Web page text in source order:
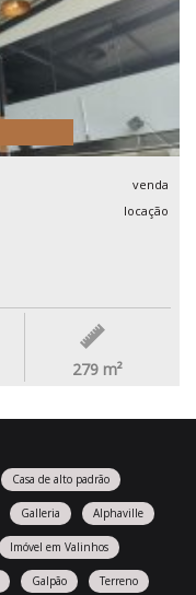
venda
locação
279 m²
Casa de alto padrão
Galleria Alphaville
Imóvel em Valinhos
Galpão Terreno